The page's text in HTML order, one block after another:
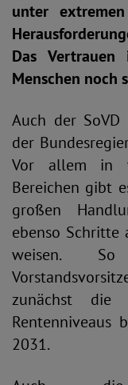
unter
Das
Menschen noch
Auch der
der
Vor allem in
Bereichen gibt
großen
ebenso Schritte
weisen.
zunächst die
Rentenniveaus
2031.